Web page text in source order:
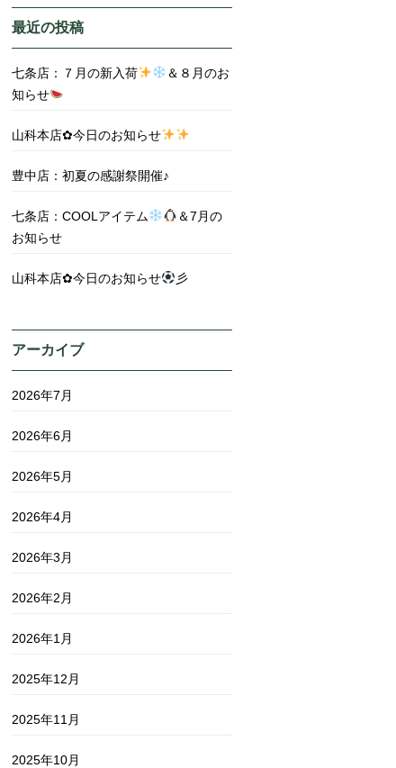
最近の投稿
七条店：７月の新入荷
＆８月のお
知らせ
山科本店✿今日のお知らせ
豊中店：初夏の感謝祭開催♪
七条店：COOLアイテム
＆7月の
お知らせ
山科本店✿今日のお知らせ 彡
アーカイブ
2026年7月
2026年6月
2026年5月
2026年4月
2026年3月
2026年2月
2026年1月
2025年12月
2025年11月
2025年10月